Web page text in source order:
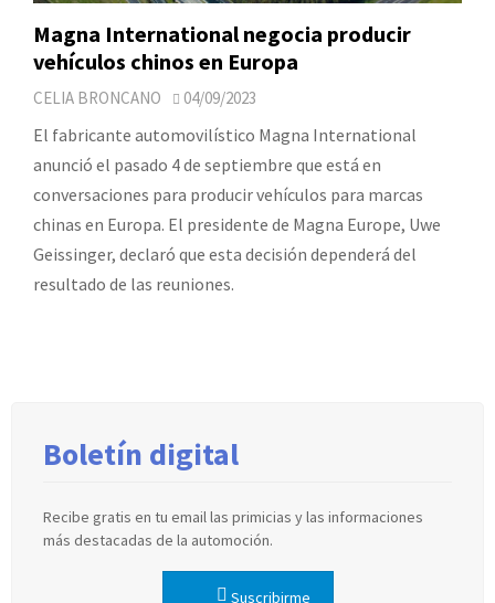
Magna International negocia producir
vehículos chinos en Europa
CELIA BRONCANO 04/09/2023
El fabricante automovilístico Magna International
anunció el pasado 4 de septiembre que está en
conversaciones para producir vehículos para marcas
chinas en Europa. El presidente de Magna Europe, Uwe
Geissinger, declaró que esta decisión dependerá del
resultado de las reuniones.
Boletín digital
Recibe gratis en tu email las primicias y las informaciones
más destacadas de la automoción.
Suscribirme